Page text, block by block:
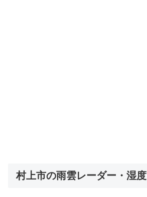
村上市の雨雲レーダー・湿度